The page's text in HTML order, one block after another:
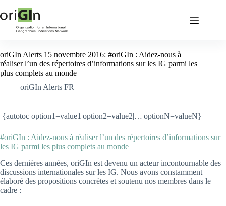
oriGIn Alerts 15 novembre 2016: #oriGIn : Aidez-nous à
réaliser l’un des répertoires d’informations sur les IG parmi les
plus complets au monde
oriGIn Alerts FR
{autotoc option1=value1|option2=value2|…|optionN=valueN}
#oriGIn : Aidez-nous à réaliser l’un des répertoires d’informations sur
les IG parmi les plus complets au monde
Ces dernières années, oriGIn est devenu un acteur incontournable des
discussions internationales sur les IG. Nous avons constamment
élaboré des propositions concrètes et soutenu nos membres dans le
cadre :